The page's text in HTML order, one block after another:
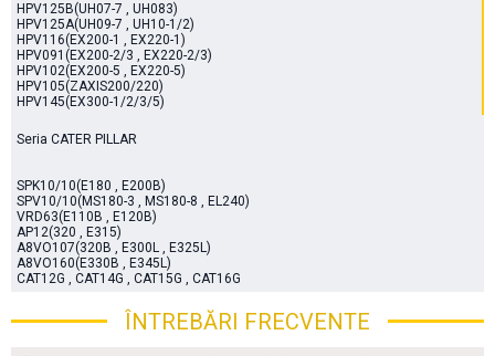
HPV125B(UH07-7 , UH083)
HPV125A(UH09-7 , UH10-1/2)
HPV116(EX200-1 , EX220-1)
HPV091(EX200-2/3 , EX220-2/3)
HPV102(EX200-5 , EX220-5)
HPV105(ZAXIS200/220)
HPV145(EX300-1/2/3/5)
Seria CATER PILLAR
SPK10/10(E180 , E200B)
SPV10/10(MS180-3 , MS180-8 , EL240)
VRD63(E110B , E120B)
AP12(320 , E315)
A8VO107(320B , E300L , E325L)
A8VO160(E330B , E345L)
CAT12G , CAT14G , CAT15G , CAT16G
ÎNTREBĂRI FRECVENTE